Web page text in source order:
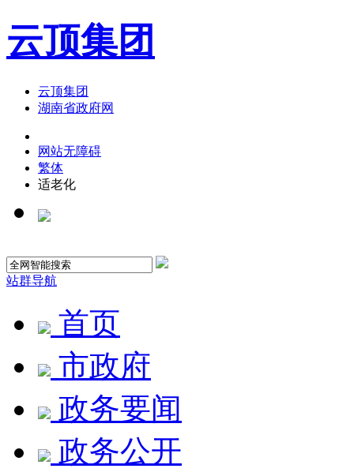
云顶集团
云顶集团
湖南省政府网
网站无障碍
繁体
适老化
站群导航
首页
市政府
政务要闻
政务公开